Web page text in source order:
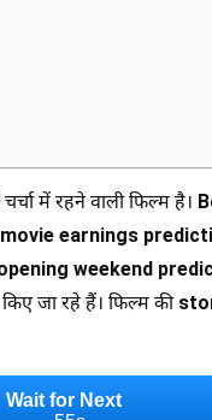
में रहने वाली फिल्म है।
earnings
weekend
जा रहे हैं। फिल्म की
Wait for Next